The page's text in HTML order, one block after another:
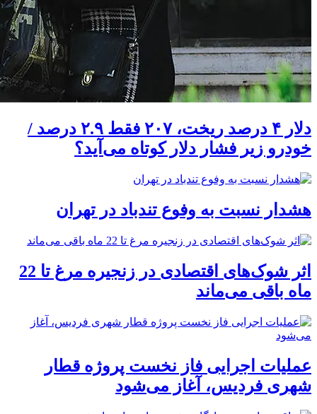
دلار ۴ درصد ریخت، ۲۰۷ فقط ۲.۹ درصد /
خودرو زیر فشار دلار کوتاه می‌آید؟
هشدار نسبت به وفوع تندباد در تهران
اثر شوک‌های اقتصادی در زنجیره مرغ تا 22
ماه باقی می‌ماند
عملیات اجرایی فاز نخست پروژه قطار
شهری فردیس، آغاز می‌شود